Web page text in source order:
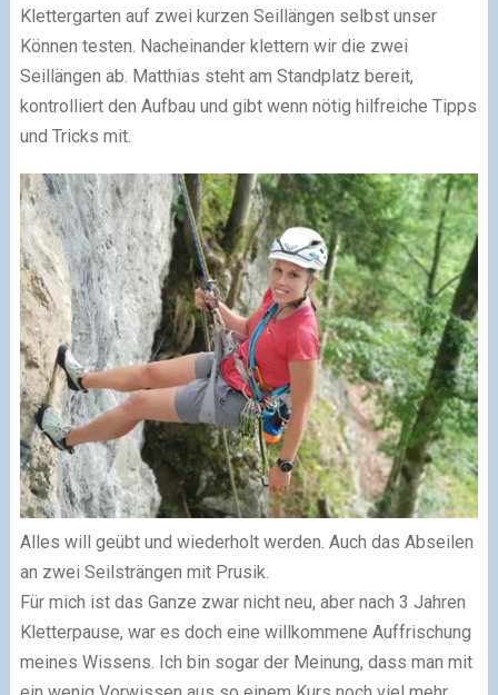
Klettergarten auf zwei kurzen Seillängen selbst unser
Können testen. Nacheinander klettern wir die zwei
Seillängen ab. Matthias steht am Standplatz bereit,
kontrolliert den Aufbau und gibt wenn nötig hilfreiche Tipps
und Tricks mit.
Alles will geübt und wiederholt werden. Auch das Abseilen
an zwei Seilsträngen mit Prusik.
Für mich ist das Ganze zwar nicht neu, aber nach 3 Jahren
Kletterpause, war es doch eine willkommene Auffrischung
meines Wissens. Ich bin sogar der Meinung, dass man mit